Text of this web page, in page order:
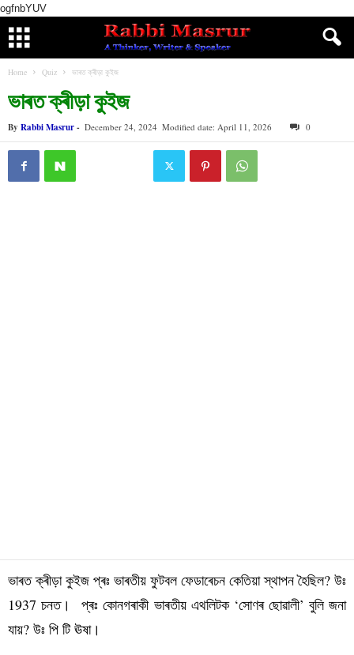
ogfnbYUV
Home Quiz ভাৰত ক্ৰীড়া কুইজ
ভাৰত ক্ৰীড়া কুইজ
By Rabbi Masrur- December 24, 2024 Modified date: April 11, 2026 0
ভাৰত ক্ৰীড়া কুইজ প্ৰঃ ভাৰতীয় ফুটবল ফেডাৰেচন কেতিয়া স্থাপন হৈছিল? উঃ
1937 চনত।প্ৰঃ কোনগৰাকী ভাৰতীয় এথলিটক ‘সোণৰ ছোৱালী’ বুলি জনা
যায়? উঃ পি টি ঊষা।